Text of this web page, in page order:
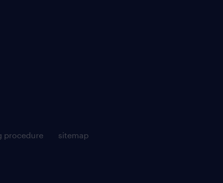
procedure sitemap